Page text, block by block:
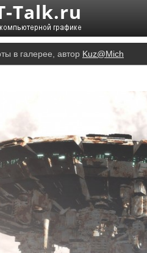
в галерее, автор Kuz@Mich